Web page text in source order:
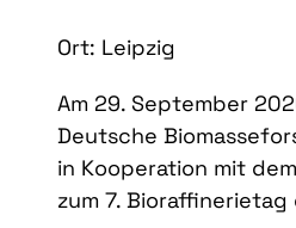
Ort: Leipzig
Am 29. September
Deutsche
in Kooperation mit
zum 7. Bioraffinerietag